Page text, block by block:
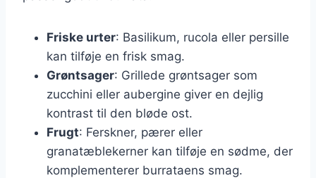
Friske urter: Basilikum, rucola eller persille
kan tilføje en frisk smag.
Grøntsager: Grillede grøntsager som
zucchini eller aubergine giver en dejlig
kontrast til den bløde ost.
Frugt: Ferskner, pærer eller
granatæblekerner kan tilføje en sødme, der
komplementerer burrataens smag.